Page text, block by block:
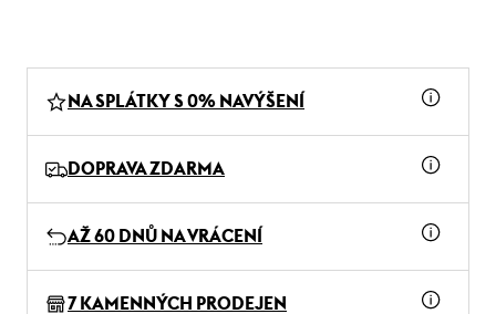
NA SPLÁTKY S 0% NAVÝŠENÍ
DOPRAVA ZDARMA
AŽ 60 DNŮ NA VRÁCENÍ
7 KAMENNÝCH PRODEJEN